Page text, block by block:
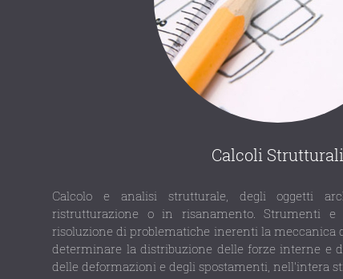
Calcoli Strutturali
Calcolo e analisi strutturale, degli oggetti
ristrutturazione o in risanamento. Strumenti
risoluzione di problematiche inerenti la meccanica
determinare la distribuzione delle forze interne e
delle deformazioni e degli spostamenti, nell'intera